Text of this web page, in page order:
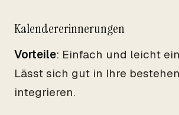
Kalendererinnerungen
Vorteile: Einfach und leicht
Lässt sich gut in Ihre
integrieren.